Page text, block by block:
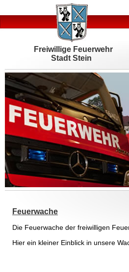
Freiwillige Feuerwehr
Stadt Stein
Feuerwache
Die Feuerwache der freiwilligen
Hier ein kleiner Einblick in unsere